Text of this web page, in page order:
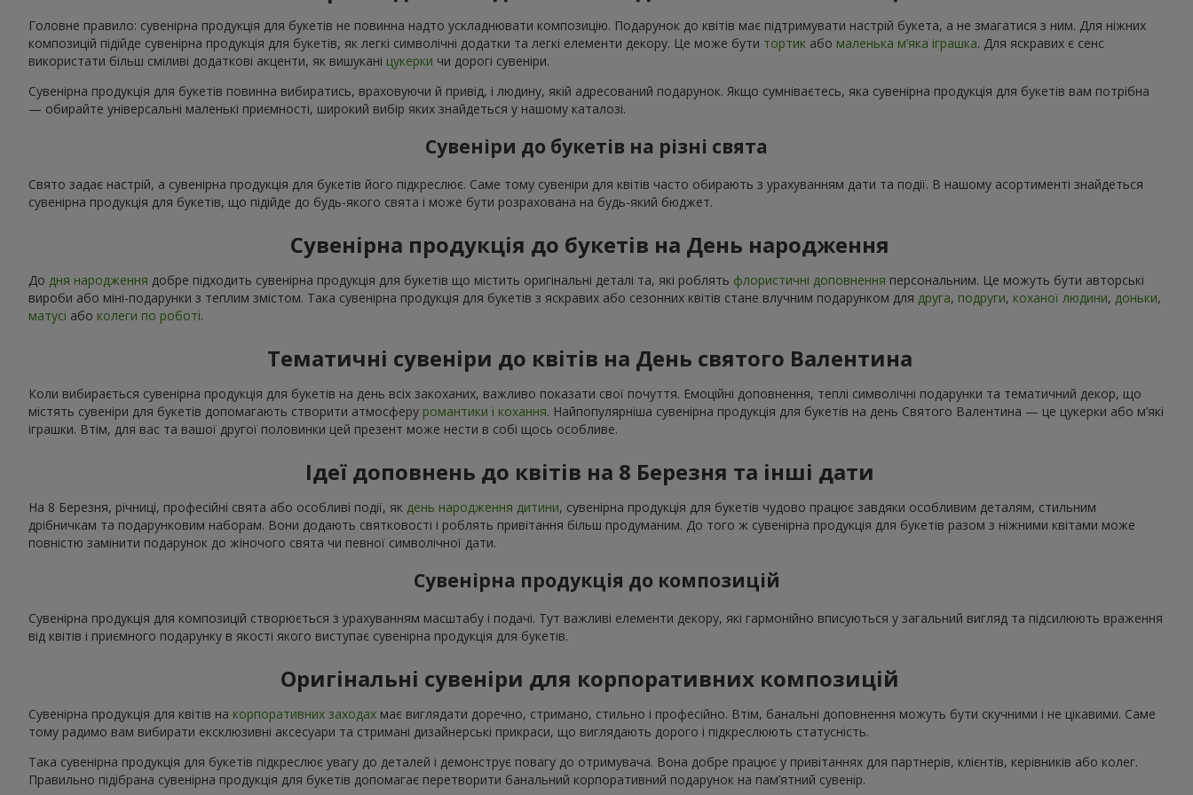
Головне правило: сувенірна продукція для букетів не повинна надто ускладнювати композицію. Подарунок до квітів має підтримувати настрій букета, а не змагатися з ним. Для ніжних
композицій підійде сувенірна продукція для букетів, як легкі символічні додатки та легкі елементи декору. Це може бути тортик або маленька м’яка іграшка. Для яскравих є сенс
використати більш сміливі додаткові акценти, як вишукані цукерки чи дорогі сувеніри.
Сувенірна продукція для букетів повинна вибиратись, враховуючи й привід, і людину, якій адресований подарунок. Якщо сумніваєтесь, яка сувенірна продукція для букетів вам потрібна
— обирайте універсальні маленькі приємності, широкий вибір яких знайдеться у нашому каталозі.
Сувеніри до букетів на різні свята
Свято задає настрій, а сувенірна продукція для букетів його підкреслює. Саме тому сувеніри для квітів часто обирають з урахуванням дати та події. В нашому асортименті знайдеться
сувенірна продукція для букетів, що підійде до будь-якого свята і може бути розрахована на будь-який бюджет.
Сувенірна продукція до букетів на День народження
До дня народження добре підходить сувенірна продукція для букетів що містить оригінальні деталі та, які роблять флористичні доповнення персональним. Це можуть бути авторські
вироби або міні-подарунки з теплим змістом. Така сувенірна продукція для букетів з яскравих або сезонних квітів стане влучним подарунком для друга, подруги, коханої людини, доньки,
матусі або колеги по роботі.
Тематичні сувеніри до квітів на День святого Валентина
Коли вибирається сувенірна продукція для букетів на день всіх закоханих, важливо показати свої почуття. Емоційні доповнення, теплі символічні подарунки та тематичний декор, що
містять сувеніри для букетів допомагають створити атмосферу романтики і кохання. Найпопулярніша сувенірна продукція для букетів на день Святого Валентина — це цукерки або м’які
іграшки. Втім, для вас та вашої другої половинки цей презент може нести в собі щось особливе.
Ідеї доповнень до квітів на 8 Березня та інші дати
На 8 Березня, річниці, професійні свята або особливі події, як день народження дитини, сувенірна продукція для букетів чудово працює завдяки особливим деталям, стильним
дрібничкам та подарунковим наборам. Вони додають святковості і роблять привітання більш продуманим. До того ж сувенірна продукція для букетів разом з ніжними квітами може
повністю замінити подарунок до жіночого свята чи певної символічної дати.
Сувенірна продукція до композицій
Сувенірна продукція для композицій створюється з урахуванням масштабу і подачі. Тут важливі елементи декору, які гармонійно вписуються у загальний вигляд та підсилюють враження
від квітів і приємного подарунку в якості якого виступає сувенірна продукція для букетів.
Оригінальні сувеніри для корпоративних композицій
Сувенірна продукція для квітів на корпоративних заходах має виглядати доречно, стримано, стильно і професійно. Втім, банальні доповнення можуть бути скучними і не цікавими. Саме
тому радимо вам вибирати ексклюзивні аксесуари та стримані дизайнерські прикраси, що виглядають дорого і підкреслюють статусність.
Така сувенірна продукція для букетів підкреслює увагу до деталей і демонструє повагу до отримувача. Вона добре працює у привітаннях для партнерів, клієнтів, керівників або колег.
Правильно підібрана сувенірна продукція для букетів допомагає перетворити банальний корпоративний подарунок на пам’ятний сувенір.